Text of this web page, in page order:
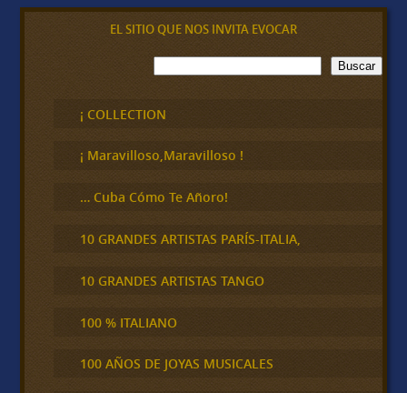
EL SITIO QUE NOS INVITA EVOCAR
B
u
c
a
Buscar
¡ COLLECTION
¡ Maravilloso,Maravilloso !
… Cuba Cómo Te Añoro!
10 GRANDES ARTISTAS PARÍS-ITALIA,
10 GRANDES ARTISTAS TANGO
100 % ITALIANO
100 AÑOS DE JOYAS MUSICALES